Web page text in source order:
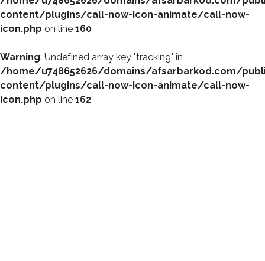
content/plugins/call-now-icon-animate/call-now-
icon.php on line 160
Warning: Undefined array key "tracking" in
/home/u748652626/domains/afsarbarkod.com/
content/plugins/call-now-icon-animate/call-now-
icon.php on line 162